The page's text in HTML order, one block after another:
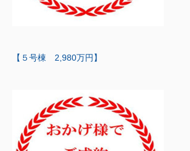
【５号棟 2,980万円】